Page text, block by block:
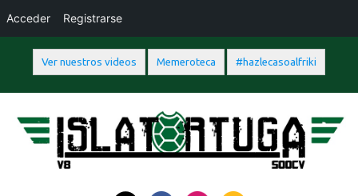
Ver nuestros videos Memeroteca #hazlecasoalfriki
contenido
Acceder Registrarse